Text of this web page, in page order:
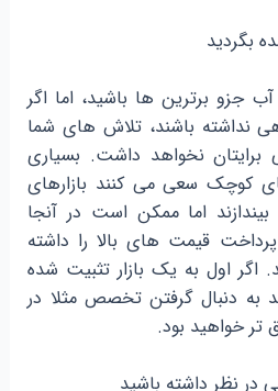
جزو برترین ها باشید، اما اگر
نداشته باشند، تلاش های شما
برایتان نخواهد داشت. بسیاری
کوچک سعی می کنند بازارهای
اما ممکن است در آنجا
قیمت های بالا را داشته
اگر اول به یک بازار تثبیت شده
به دنبال گرفتن تخصص مثلا در
تر خواهید بود.